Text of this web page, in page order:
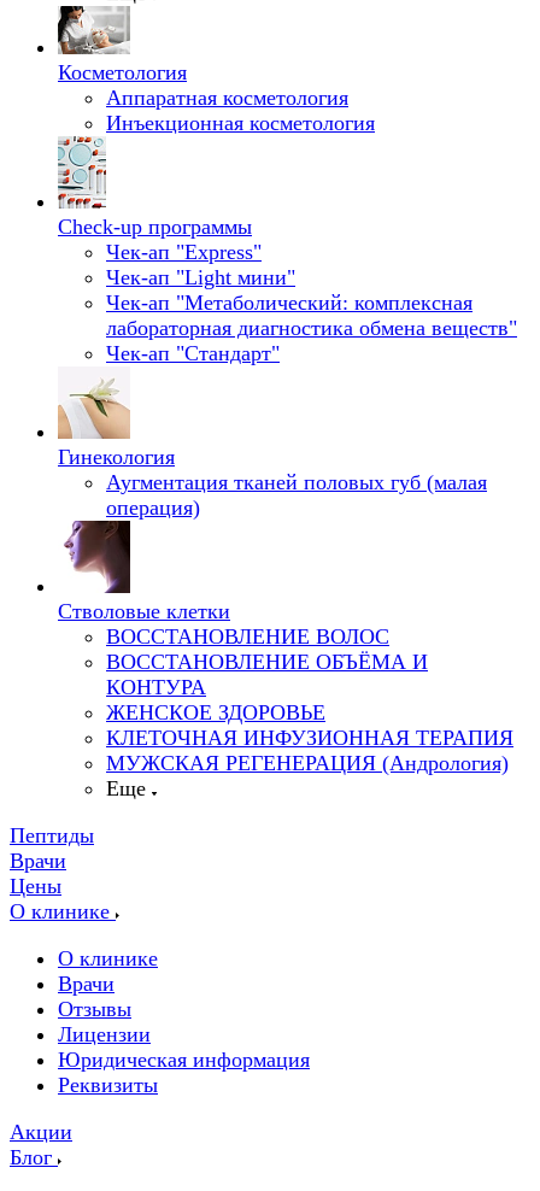
Косметология
Аппаратная косметология
Инъекционная косметология
Check-up программы
Чек-ап "Express"
Чек-ап "Light мини"
Чек-ап "Метаболический: комплексная
лабораторная диагностика обмена веществ"
Чек-ап "Стандарт"
Гинекология
Аугментация тканей половых губ (малая
операция)
Стволовые клетки
ВОССТАНОВЛЕНИЕ ВОЛОС
ВОССТАНОВЛЕНИЕ ОБЪЁМА И
КОНТУРА
ЖЕНСКОЕ ЗДОРОВЬЕ
КЛЕТОЧНАЯ ИНФУЗИОННАЯ ТЕРАПИЯ
МУЖСКАЯ РЕГЕНЕРАЦИЯ (Андрология)
Еще
Пептиды
Врачи
Цены
О клинике
О клинике
Врачи
Отзывы
Лицензии
Юридическая информация
Реквизиты
Акции
Блог